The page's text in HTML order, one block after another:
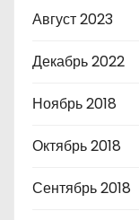
Август 2023
Декабрь 2022
Ноябрь 2018
Октябрь 2018
Сентябрь 2018